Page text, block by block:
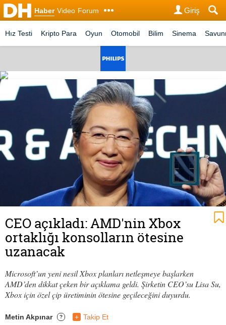
Haber Video Forum Giriş
Hız Testi Kripto Para Oyun Otomobil Bilim Sinema
CEO açıkladı: AMD'nin Xbox
ortaklığı konsolların ötesine
uzanacak
Microsoft’un yeni nesil Xbox planları netleşmeye başlarken
AMD’den dikkat çeken bir açıklama geldi. Şirketin CEO’su Lisa Su,
Xbox için özel çip üretiminin ötesine geçileceğini duyurdu.
Metin Akpınar ? + Takip Et